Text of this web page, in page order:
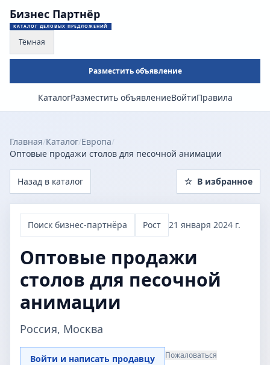
Бизнес Партнёр
КАТАЛОГ ДЕЛОВЫХ ПРЕДЛОЖЕНИЙ
Тёмная
Разместить объявление
КаталогРазместить объявлениеВойтиПравила
Главная/Каталог/Европа/
Оптовые продажи столов для песочной анимации
Назад в каталог ☆ В избранное
Поиск бизнес-партнёра Рост 21 января 2024 г.
Оптовые продажи
столов для песочной
анимации
Россия, Москва
Войти и написать продавцу Пожаловаться